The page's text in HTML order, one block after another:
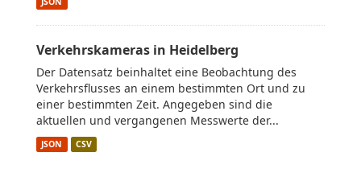
Verkehrskameras in Heidelberg
Der Datensatz beinhaltet eine Beobachtung des
Verkehrsflusses an einem bestimmten Ort und zu
einer bestimmten Zeit. Angegeben sind die
aktuellen und vergangenen Messwerte der...
JSON CSV